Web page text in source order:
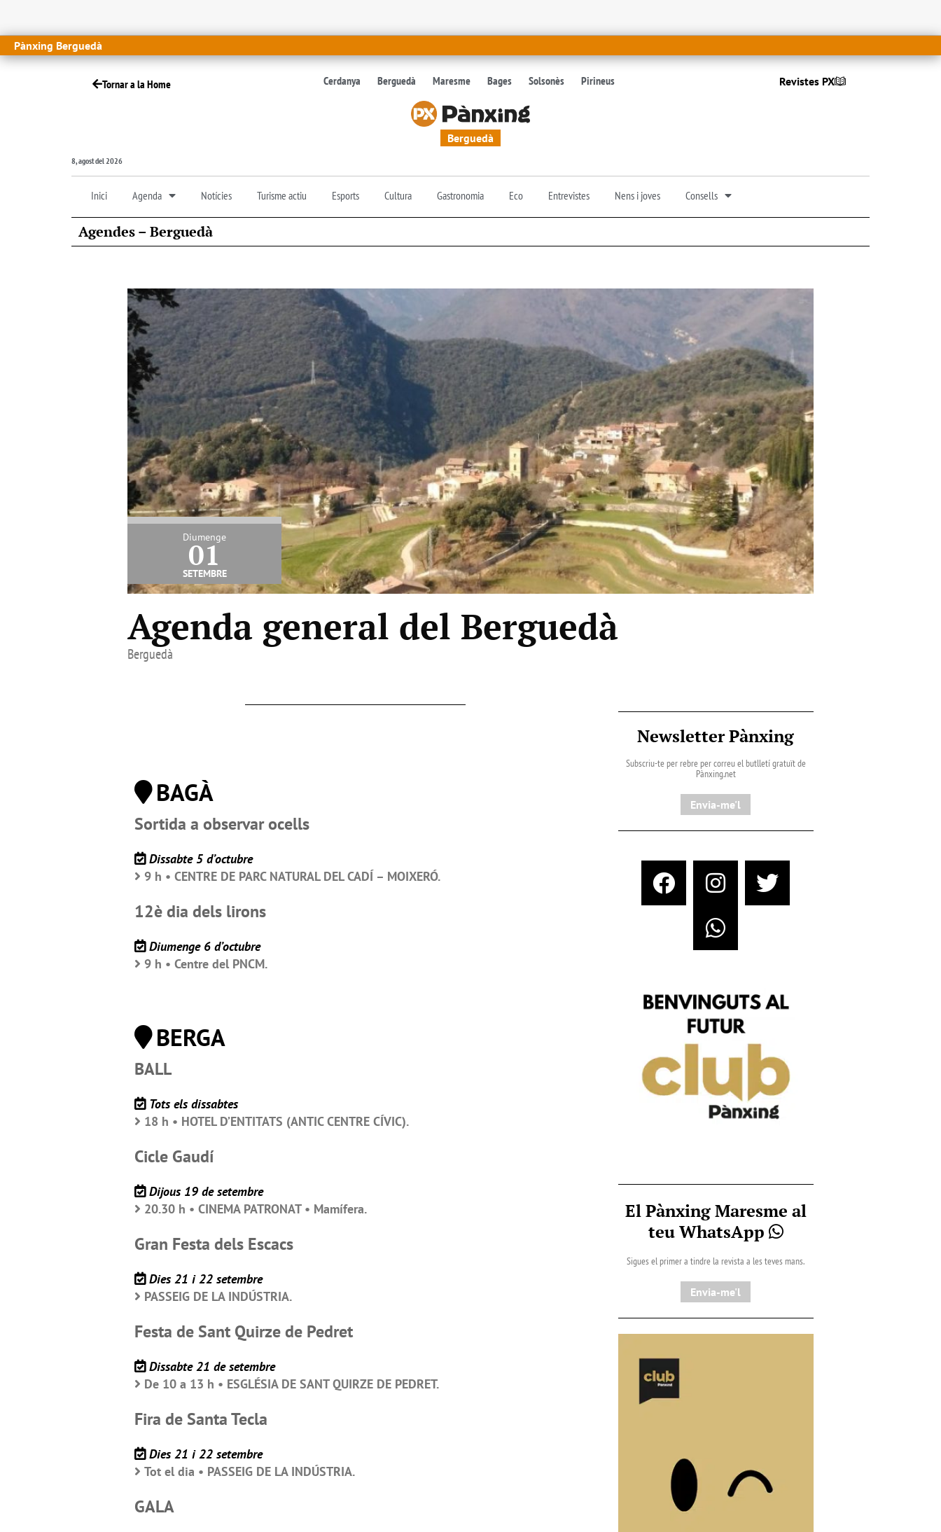
Pànxing Berguedà
Tornar a la Home Cerdanya Berguedà Maresme Bages Solsonès Pirineus Revistes PX
Berguedà
8, agost del 2026
Inici Agenda Notícies Turisme actiu Esports Cultura Gastronomia Eco Entrevistes Nens i joves Consells
Agendes – Berguedà
Diumenge
01
setembre
Agenda general del Berguedà
Berguedà
BAGÀ
Sortida a observar ocells
Dissabte 5 d’octubre
9 h • CENTRE DE PARC NATURAL DEL CADÍ – MOIXERÓ.
12è dia dels lirons
Diumenge 6 d’octubre
9 h • Centre del PNCM.
BERGA
BALL
Tots els dissabtes
18 h • HOTEL D’ENTITATS (ANTIC CENTRE CÍVIC).
Cicle Gaudí
Dijous 19 de setembre
20.30 h • CINEMA PATRONAT • Mamífera.
Gran Festa dels Escacs
Dies 21 i 22 setembre
PASSEIG DE LA INDÚSTRIA.
Festa de Sant Quirze de Pedret
Dissabte 21 de setembre
De 10 a 13 h • ESGLÉSIA DE SANT QUIRZE DE PEDRET.
Fira de Santa Tecla
Dies 21 i 22 setembre
Tot el dia • PASSEIG DE LA INDÚSTRIA.
GALA
Newsletter Pànxing
Subscriu-te per rebre per correu el butlletí gratuït de
Pànxing.net​
Envia-me'l
El Pànxing Maresme al
teu WhatsApp
Sigues el primer a tindre la revista a les teves mans.
Envia-me'l